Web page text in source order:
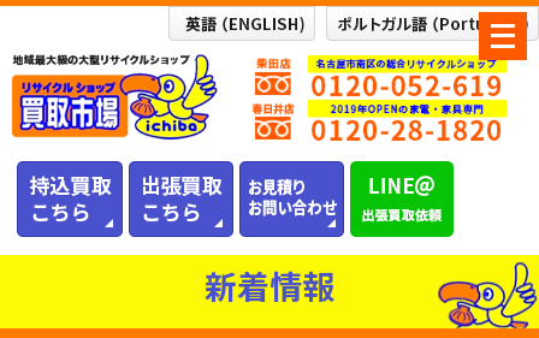
メ
ニ
ュ
ー
新着情報